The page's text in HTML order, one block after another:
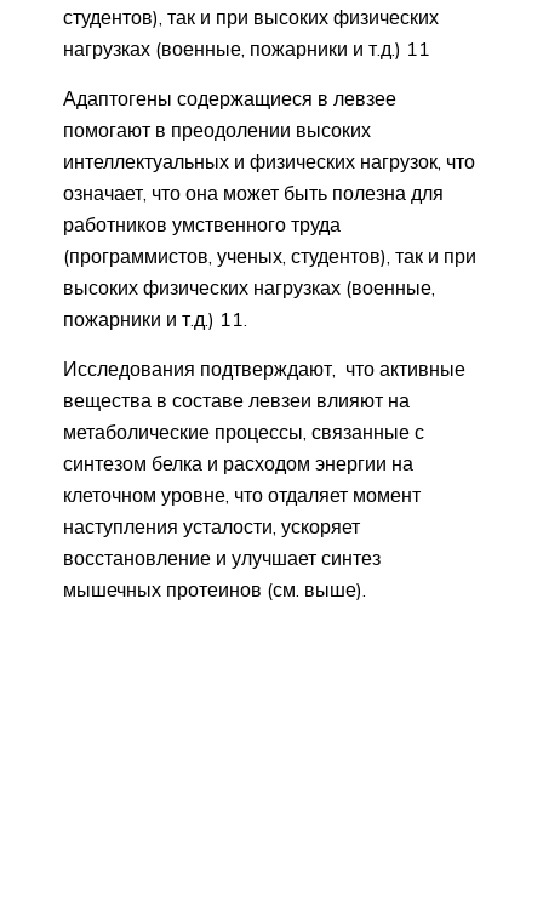
студентов), так и при высоких физических
нагрузках (военные, пожарники и т.д.) 11
Адаптогены содержащиеся в левзее
помогают в преодолении высоких
интеллектуальных и физических нагрузок, что
означает, что она может быть полезна для
работников умственного труда
(программистов, ученых, студентов), так и при
высоких физических нагрузках (военные,
пожарники и т.д.) 11.
Исследования подтверждают, что активные
вещества в составе левзеи влияют на
метаболические процессы, связанные с
синтезом белка и расходом энергии на
клеточном уровне, что отдаляет момент
наступления усталости, ускоряет
восстановление и улучшает синтез
мышечных протеинов (см. выше).